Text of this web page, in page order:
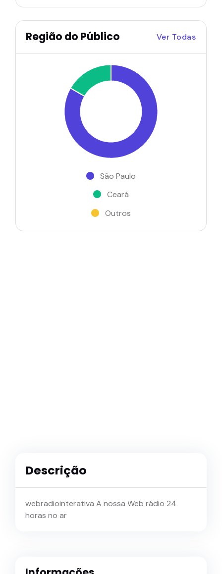
Região do Público Ver Todas
São Paulo
Ceará
Outros
Descrição
webradiointerativa A nossa Web rádio 24
horas no ar